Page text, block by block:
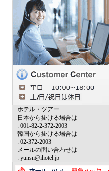
ホテル・ツアー
日本から掛ける場合は
: 001-82-2-372-2003
韓国から掛ける場合は
: 02-372-2003
メールの問い合わせは
: yunsn@ihotel.jp